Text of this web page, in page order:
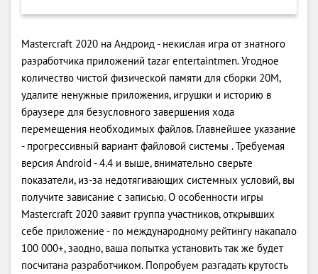
Mastercraft 2020 на Андроид - некислая игра от знатного
разработчика приложений tazar entertaintmen. Угодное
количество чистой физической памяти для сборки 20M,
удалите ненужные приложения, игрушки и историю в
браузере для безусловного завершения хода
перемещения необходимых файлов. Главнейшее указание
- прогрессивный вариант файловой системы . Требуемая
версия Android - 4.4 и выше, внимательно сверьте
показатели, из-за недотягивающих системных условий, вы
получите зависание с записью. О особенности игры
Mastercraft 2020 заявит группа участников, открывших
себе приложение - по международному рейтингу накапало
100 000+, заодно, ваша попытка установить так же будет
посчитана разработчиком. Попробуем разгадать крутость